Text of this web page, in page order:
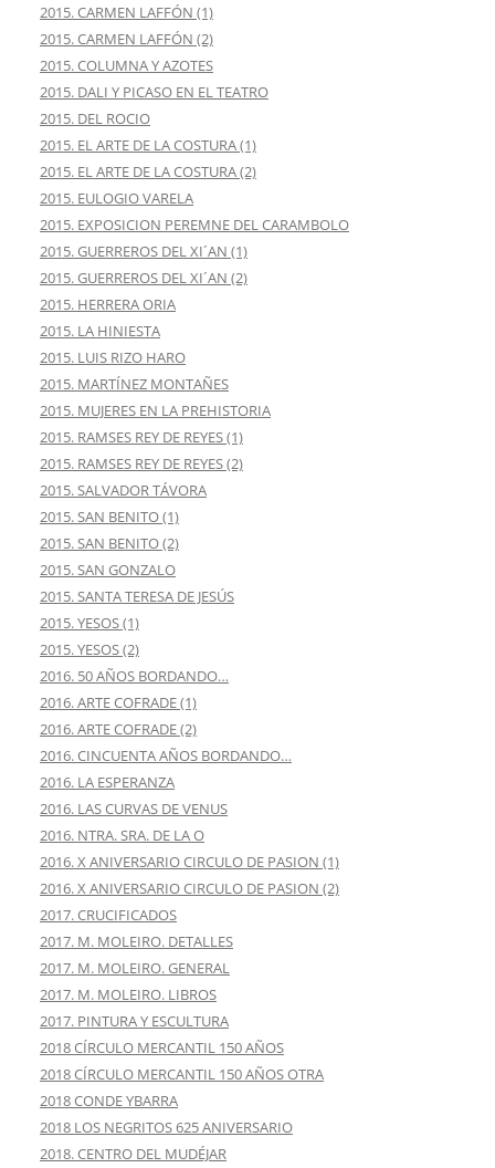
2015. CARMEN LAFFÓN (1)
2015. CARMEN LAFFÓN (2)
2015. COLUMNA Y AZOTES
2015. DALI Y PICASO EN EL TEATRO
2015. DEL ROCIO
2015. EL ARTE DE LA COSTURA (1)
2015. EL ARTE DE LA COSTURA (2)
2015. EULOGIO VARELA
2015. EXPOSICION PEREMNE DEL CARAMBOLO
2015. GUERREROS DEL XI´AN (1)
2015. GUERREROS DEL XI´AN (2)
2015. HERRERA ORIA
2015. LA HINIESTA
2015. LUIS RIZO HARO
2015. MARTÍNEZ MONTAÑES
2015. MUJERES EN LA PREHISTORIA
2015. RAMSES REY DE REYES (1)
2015. RAMSES REY DE REYES (2)
2015. SALVADOR TÁVORA
2015. SAN BENITO (1)
2015. SAN BENITO (2)
2015. SAN GONZALO
2015. SANTA TERESA DE JESÚS
2015. YESOS (1)
2015. YESOS (2)
2016. 50 AÑOS BORDANDO…
2016. ARTE COFRADE (1)
2016. ARTE COFRADE (2)
2016. CINCUENTA AÑOS BORDANDO…
2016. LA ESPERANZA
2016. LAS CURVAS DE VENUS
2016. NTRA. SRA. DE LA O
2016. X ANIVERSARIO CIRCULO DE PASION (1)
2016. X ANIVERSARIO CIRCULO DE PASION (2)
2017. CRUCIFICADOS
2017. M. MOLEIRO. DETALLES
2017. M. MOLEIRO. GENERAL
2017. M. MOLEIRO. LIBROS
2017. PINTURA Y ESCULTURA
2018 CÍRCULO MERCANTIL 150 AÑOS
2018 CÍRCULO MERCANTIL 150 AÑOS OTRA
2018 CONDE YBARRA
2018 LOS NEGRITOS 625 ANIVERSARIO
2018. CENTRO DEL MUDÉJAR